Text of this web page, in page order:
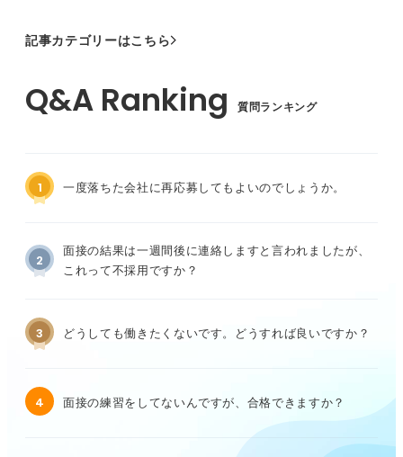
記事カテゴリーはこちら
質問ランキング
1 一度落ちた会社に再応募してもよいのでしょうか。
2
面接の結果は一週間後に連絡しますと言われましたが、
これって不採用ですか？
3 どうしても働きたくないです。どうすれば良いですか？
4 面接の練習をしてないんですが、合格できますか？